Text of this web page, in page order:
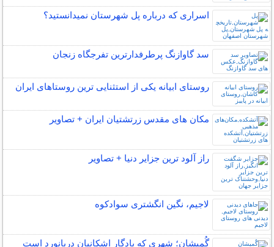
اسراری که درباره پل شهرستان نمیدانستید؟
سد گاوازنگ پرطرفدارترین تفرجگاه زنجان
روستای ابیانه یکی از استثنایی ‏ترین روستاهای ایران
مکان‌ های مقدس زرتشتیان ایران + تصاویر
راز آلود ترین جزایر دنیا + تصاویر
لاجیم، نگین انگشتری سوادکوه
گُمیشان؛ شهری که یادگار اشکانیان دریانورد است